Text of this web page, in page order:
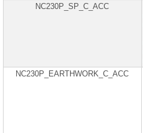
Name
Активное
сетевое
NC230P_SP_C_ACC
NC230P_EARTHWORK_C_ACC